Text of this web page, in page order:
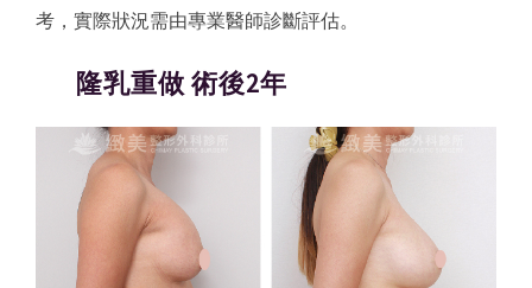
考，實際狀況需由專業醫師診斷評估。
隆乳重做 術後2年